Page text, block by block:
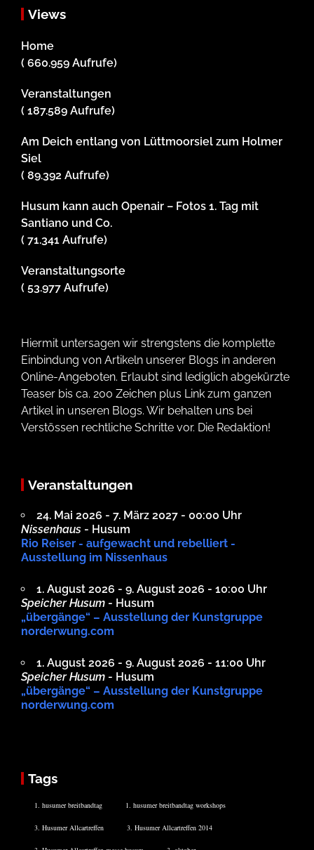
Views
Home
( 660.959 Aufrufe)
Veranstaltungen
( 187.589 Aufrufe)
Am Deich entlang von Lüttmoorsiel zum Holmer
Siel
( 89.392 Aufrufe)
Husum kann auch Openair – Fotos 1. Tag mit
Santiano und Co.
( 71.341 Aufrufe)
Veranstaltungsorte
( 53.977 Aufrufe)
Hiermit untersagen wir strengstens die komplette
Einbindung von Artikeln unserer Blogs in anderen
Online-Angeboten. Erlaubt sind lediglich abgekürzte
Teaser bis ca. 200 Zeichen plus Link zum ganzen
Artikel in unseren Blogs. Wir behalten uns bei
Verstössen rechtliche Schritte vor. Die Redaktion!
Veranstaltungen
24. Mai 2026 - 7. März 2027 - 00:00 Uhr
Nissenhaus - Husum
Rio Reiser - aufgewacht und rebelliert -
Ausstellung im Nissenhaus
1. August 2026 - 9. August 2026 - 10:00 Uhr
Speicher Husum - Husum
„übergänge“ – Ausstellung der Kunstgruppe
norderwung.com
1. August 2026 - 9. August 2026 - 11:00 Uhr
Speicher Husum - Husum
„übergänge“ – Ausstellung der Kunstgruppe
norderwung.com
Tags
1. husumer breitbandtag 1. husumer breitbandtag workshops
3. Husumer Allcartreffen 3. Husumer Allcartreffen 2014